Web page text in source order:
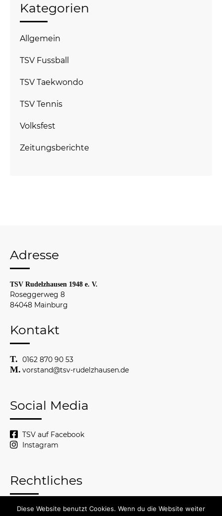
Kategorien
Allgemein
TSV Fussball
TSV Taekwondo
TSV Tennis
Volksfest
Zeitungsberichte
Adresse
TSV Rudelzhausen 1948 e. V.
Roseggerweg 8
84048 Mainburg
Kontakt
0162 870 90 53
vorstand@tsv-rudelzhausen.de
Social Media
TSV auf Facebook
Instagram
Rechtliches
© 2026 TSV Rudelzhausen
Diese Website benutzt Cookies. Wenn du die Website weiter